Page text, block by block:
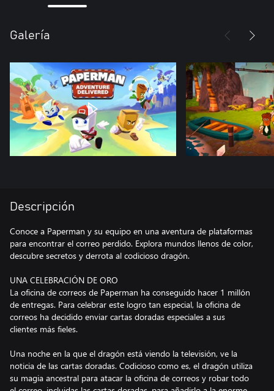
Galería
Descripción
Conoce a Paperman y su equipo en una aventura de plataformas
para encontrar el correo perdido. Explora mundos llenos de color,
descubre secretos y derrota al codicioso dragón.
UNA CELEBRACIÓN DE ORO
La oficina de correos de Paperman ha conseguido hacer 1 millón
de entregas. Para celebrar este logro tan especial, la oficina de
correos ha decidido enviar cartas doradas especiales a sus
clientes más fieles.
Una noche en la que el dragón está viendo la televisión, ve la
noticia de las cartas doradas. Codicioso como es, el dragón utiliza
su magia ancestral para atacar la oficina de correos y robar todo